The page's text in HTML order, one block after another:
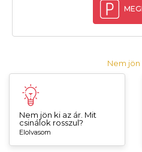
Nem jön
Nem jön ki az ár. Mit
csinálok rosszul?
Elolvasom